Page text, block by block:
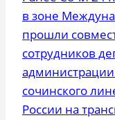
в зоне
прошли
сотрудников
сочинского
России на